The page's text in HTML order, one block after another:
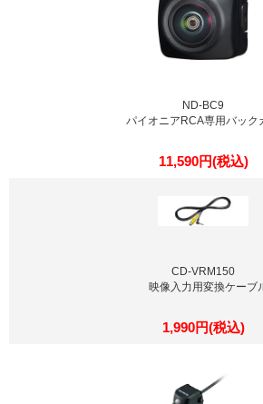
ND-BC9
パイオニアRCA専用バック
11,590円(税込)
CD-VRM150
映像入力用変換ケーブ
1,990円(税込)